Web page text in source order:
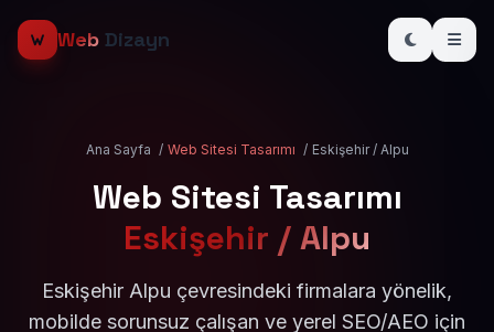
Web Dizayn
Ana Sayfa / Web Sitesi Tasarımı / Eskişehir / Alpu
Web Sitesi Tasarımı
Eskişehir / Alpu
Eskişehir Alpu çevresindeki firmalara yönelik,
mobilde sorunsuz çalışan ve yerel SEO/AEO için